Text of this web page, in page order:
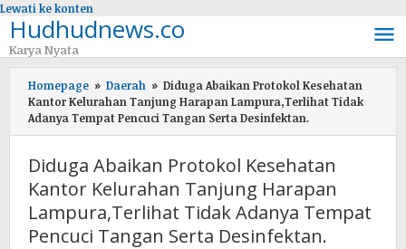
Lewati ke konten
Hudhudnews.co
Karya Nyata
Homepage » Daerah » Diduga Abaikan Protokol Kesehatan
Kantor Kelurahan Tanjung Harapan Lampura,Terlihat Tidak
Adanya Tempat Pencuci Tangan Serta Desinfektan.
Diduga Abaikan Protokol Kesehatan
Kantor Kelurahan Tanjung Harapan
Lampura,Terlihat Tidak Adanya Tempat
Pencuci Tangan Serta Desinfektan.